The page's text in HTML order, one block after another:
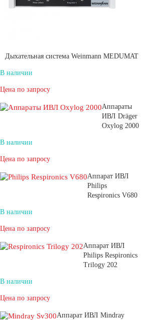
Дыхательная система Weinmann MEDUMAT
В наличии
Цена по запросу
Аппараты
ИВЛ Dräger
Oxylog 2000
В наличии
Цена по запросу
Аппарат ИВЛ
Philips
Respironics V680
В наличии
Цена по запросу
Аппарат ИВЛ
Philips Respironics
Trilogy 202
В наличии
Цена по запросу
Аппарат ИВЛ Mindray